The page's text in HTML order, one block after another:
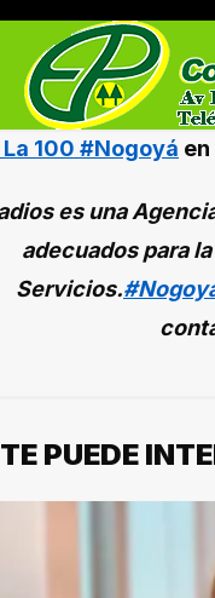
100 #Nogoyá
es una
adecuados para
Servicios.
PUEDE